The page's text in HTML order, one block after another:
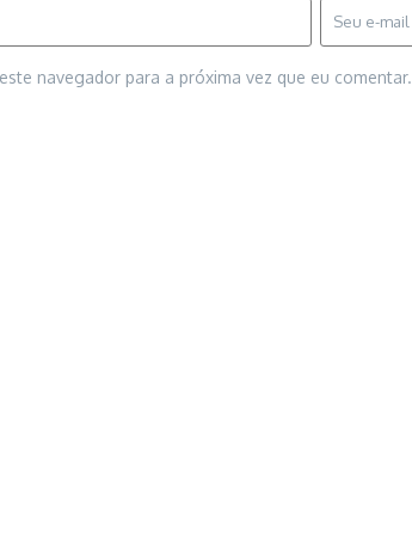
navegador para a próxima vez que eu comentar.